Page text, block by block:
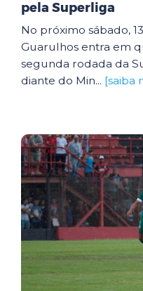
pela Superliga
No próximo sábado,
Guarulhos entra em
segunda rodada da
diante do Min... [saiba